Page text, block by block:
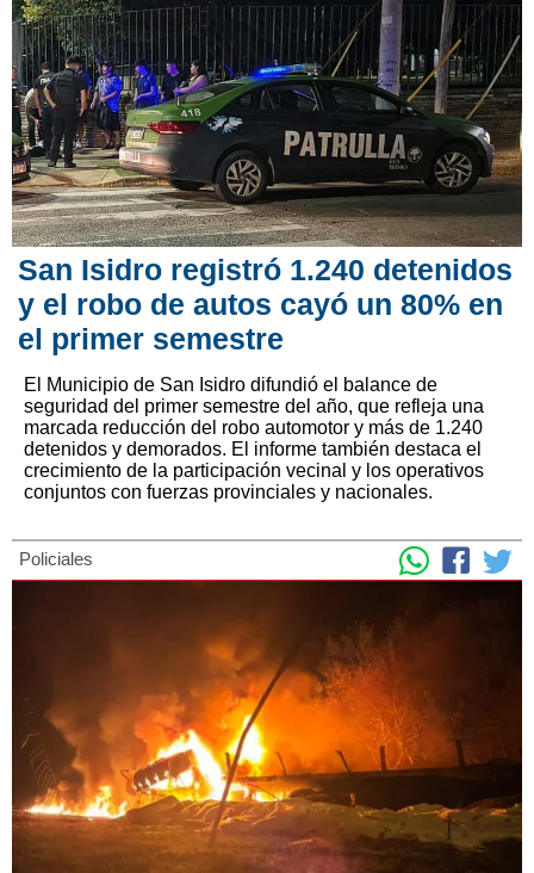
San Isidro registró 1.240 detenidos
y el robo de autos cayó un 80% en
el primer semestre
El Municipio de San Isidro difundió el balance de
seguridad del primer semestre del año, que refleja una
marcada reducción del robo automotor y más de 1.240
detenidos y demorados. El informe también destaca el
crecimiento de la participación vecinal y los operativos
conjuntos con fuerzas provinciales y nacionales.
Policiales